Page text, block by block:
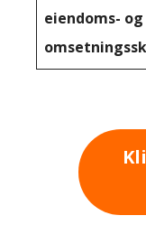
eiendoms- og